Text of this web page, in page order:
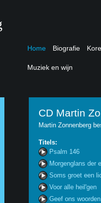
Home Biografie
Muziek en wijn
CD Martin
Martin Zonnenberg
Titels:
Psalm 146
Morgenglans der
Soms groet een
Voor alle heil'gen
Geef ons